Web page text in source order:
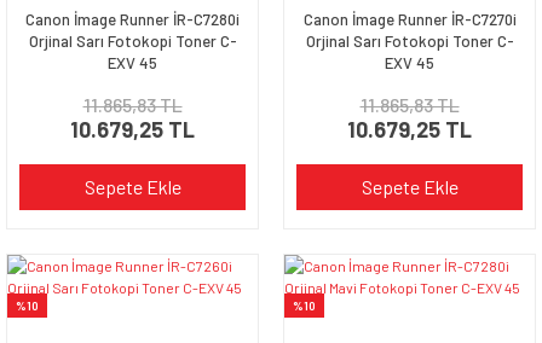
Canon İmage Runner İR-C7280i
Orjinal Sarı Fotokopi Toner C-
EXV 45
11.865,83 TL
10.679,25 TL
Sepete Ekle
Canon İmage Runner İR-C7270i
Orjinal Sarı Fotokopi Toner C-
EXV 45
11.865,83 TL
10.679,25 TL
Sepete Ekle
%10 %10